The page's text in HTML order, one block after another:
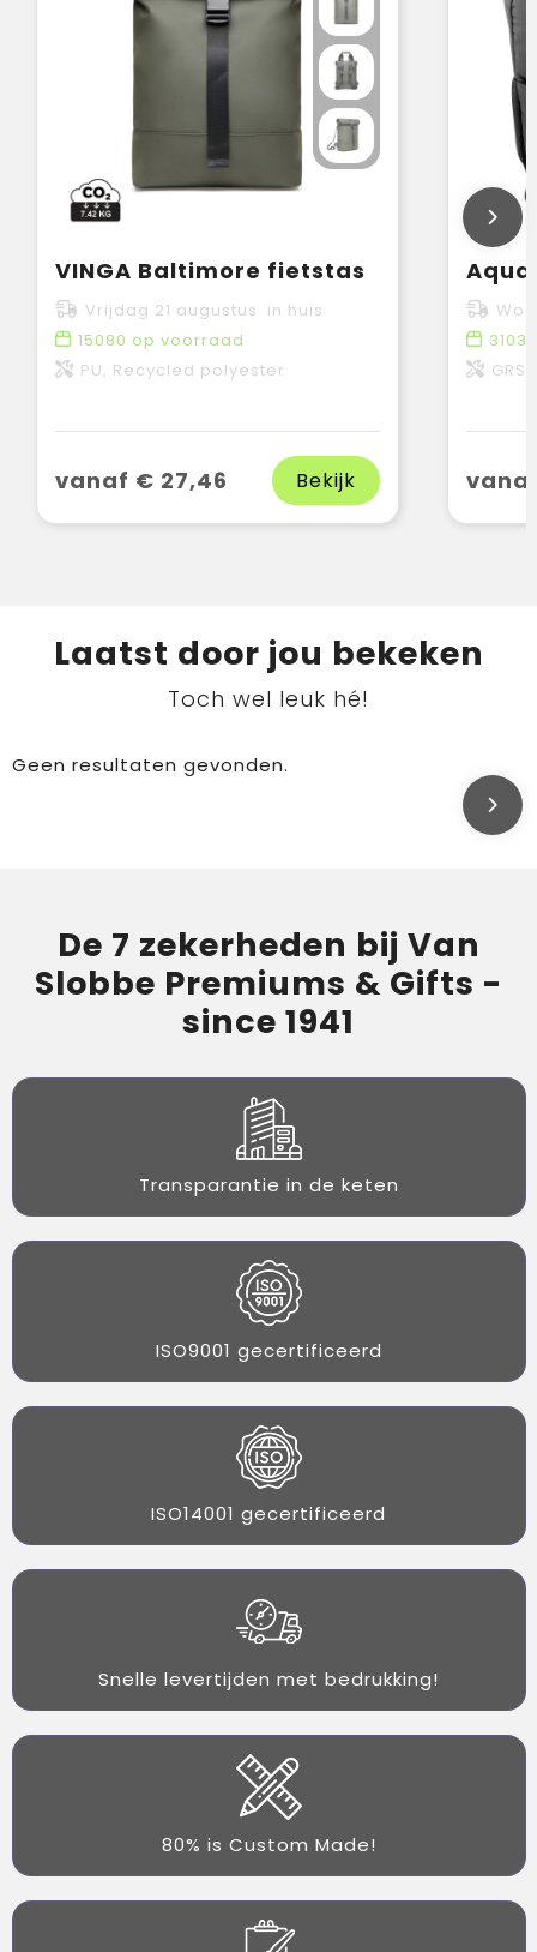
VINGA Baltimore fietstas
Vrijdag 21 augustus in huis
15080 op voorraad
PU, Recycled polyester
vanaf € 27,46 Bekijk
3103
GRS-
Laatst door jou bekeken
Toch wel leuk hé!
Geen resultaten gevonden.
De 7 zekerheden bij Van
Slobbe Premiums & Gifts -
since 1941
Transparantie in de keten
ISO9001 gecertificeerd
ISO14001 gecertificeerd
Snelle levertijden met bedrukking!
80% is Custom Made!